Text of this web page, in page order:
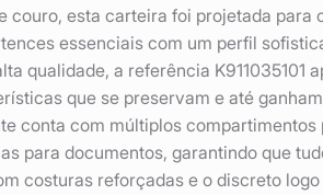
couro, esta carteira foi projetada para
essenciais com um perfil
qualidade, a referência K911035101
que se preservam e até
conta com múltiplos
para documentos, garantindo que
costuras reforçadas e o discreto